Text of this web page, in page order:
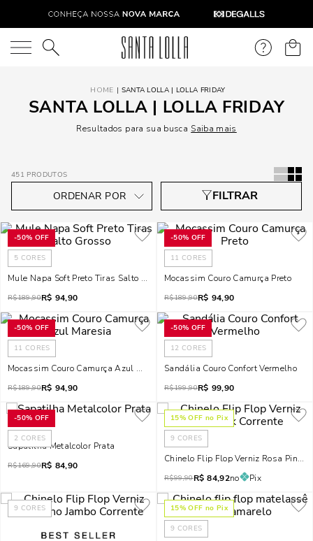
O que você está procurando?
SANTA LOLLA | LOLLA FRIDAY
SANTA LOLLA | LOLLA FRIDAY
Resultados para sua busca Saiba mais
451 PRODUTOS
-50% OFF
5 CORES
Mule Napa Soft Preto Tiras Salto Grosso
R$189,90R$ 94,90
-50% OFF
11 CORES
Mocassim Couro Camurça Preto
R$189,90R$ 94,90
-50% OFF
11 CORES
Mocassim Couro Camurça Azul Maresia
R$189,90R$ 94,90
-50% OFF
12 CORES
Sandália Couro Confort Vermelho
R$199,90R$ 99,90
-50% OFF
2 CORES
Sapatilha Metalcolor Prata
R$169,90R$ 84,90
15% OFF no Pix
9 CORES
Chinelo Flip Flop Verniz Rosa Pink
R$99,90R$ 84,92no Pix
9 CORES 15% OFF no Pix
9 CORES